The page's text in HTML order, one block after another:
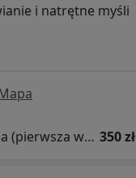
i natrętne myśli
Konsultacja psychologiczna (pierwsza wizyta) 350 zł